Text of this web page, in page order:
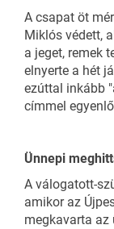
A csapat öt
Miklós védett,
a jeget, remek
elnyerte a hét
ezúttal inkább
címmel
Ünnepi
A válogatott-
amikor az
megkavarta az